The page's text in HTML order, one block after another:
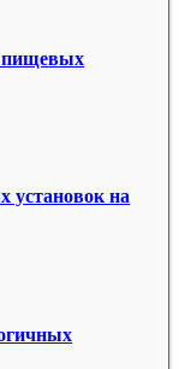
пищевых
установок на